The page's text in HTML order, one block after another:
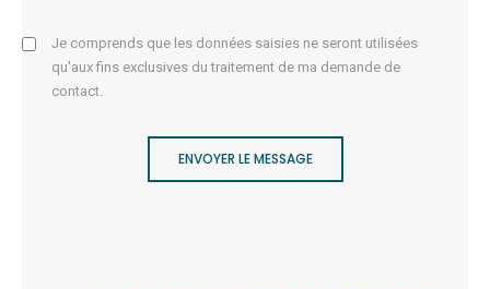
Je comprends que les données saisies ne seront utilisées
qu'aux fins exclusives du traitement de ma demande de
contact.
ENVOYER LE MESSAGE